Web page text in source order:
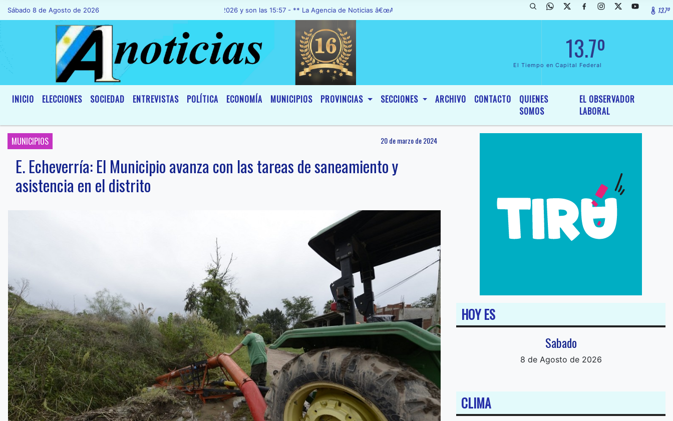
Sábado 8 de Agosto de 2026Hoy es Sábado 8 de Agosto de 2026 y son las 15:57 - ** La Agencia de Noticias â€œA1 Noticiasâ€, fue declarada de InterÃ©s General y Legislativo, por Ordenanza NÂº 6236/19 del 13.7º
13.7º
El Tiempo en Capital Federal
INICIO ELECCIONES SOCIEDAD ENTREVISTAS POLÍTICA ECONOMÍA MUNICIPIOS PROVINCIAS SECCIONES ARCHIVO CONTACTO
QUIENES
SOMOS
EL OBSERVADOR
LABORAL
MUNICIPIOS 20 de marzo de 2024
E. Echeverría: El Municipio avanza con las tareas de saneamiento y
asistencia en el distrito
HOY ES
Sabado
8 de Agosto de 2026
CLIMA